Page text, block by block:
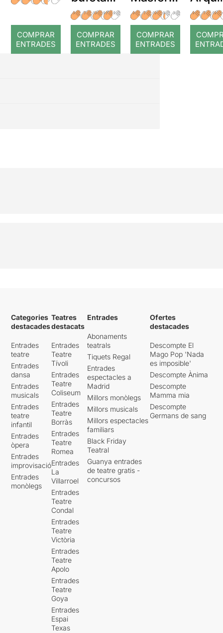
COMPRAR
ENTRADES
a temps
COMPRAR
ENTRADES
r: Temps
COMPRAR
ENTRADES
:
Categories
destacades
Entrades
teatre
Entrades
dansa
Entrades
musicals
Entrades
teatre
infantil
Entrades
òpera
Entrades
improvisació
Entrades
monòlegs
Teatres
destacats
Entrades
Teatre
Tívoli
Entrades
Teatre
Coliseum
Entrades
Teatre
Borràs
Entrades
Teatre
Romea
Entrades
La
Villarroel
Entrades
Teatre
Condal
Entrades
Teatre
Victòria
Entrades
Teatre
Apolo
Entrades
Teatre
Goya
Entrades
Espai
Texas
Entrades
Abonaments
teatrals
Tiquets Regal
Entrades
espectacles a
Madrid
Millors monòlegs
Millors musicals
Millors espectacles
familiars
Black Friday
Teatral
Guanya entrades
de teatre gratis -
concursos
Ofertes
destacades
Descompte El
Mago Pop 'Nada
es imposible'
Descompte Ànima
Descompte
Mamma mia
Descompte
Germans de sang